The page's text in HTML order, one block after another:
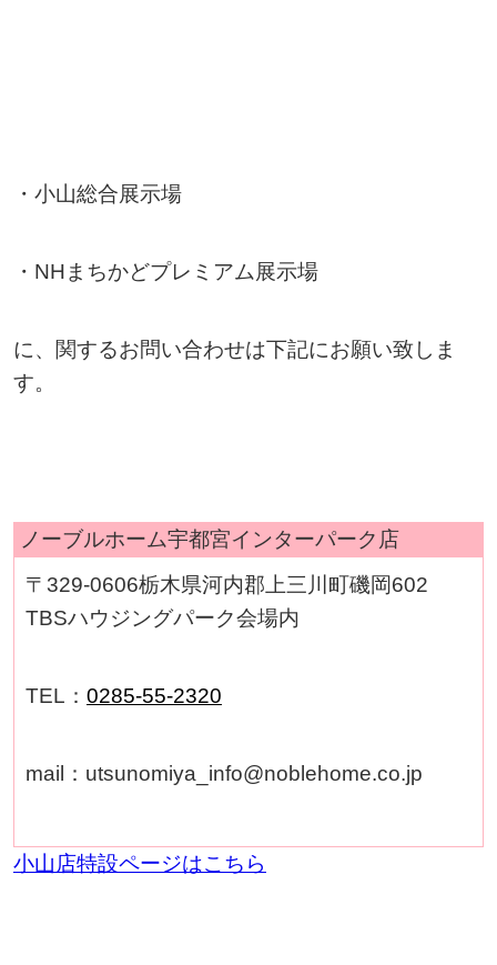
・小山総合展示場
・NHまちかどプレミアム展示場
に、関するお問い合わせは下記にお願い致しま
す。
ノーブルホーム宇都宮インターパーク店
〒329-0606栃木県河内郡上三川町磯岡602
TBSハウジングパーク会場内
TEL： 0285-55-2320
mail：utsunomiya_info@noblehome.co.jp
小山店特設ページはこちら